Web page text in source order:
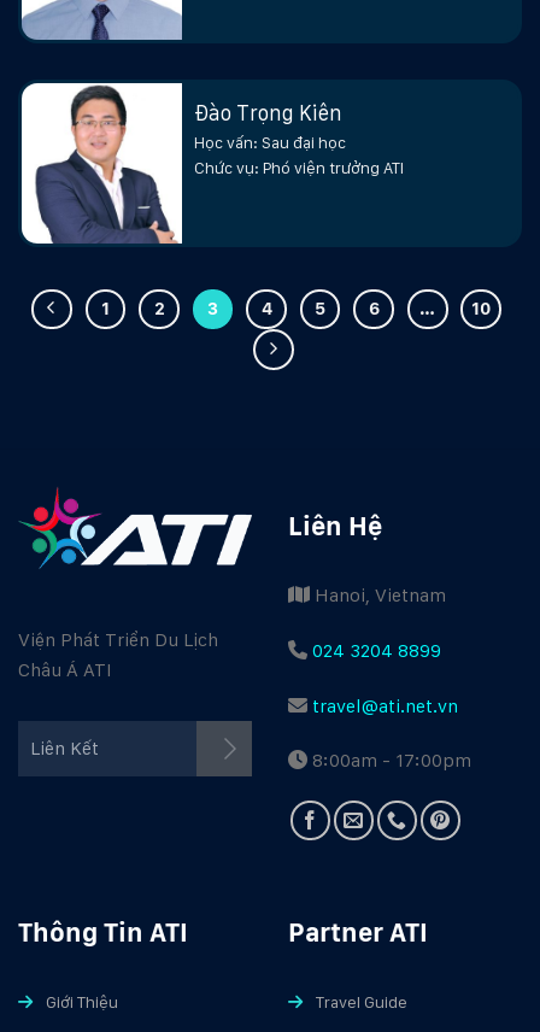
Đào Trọng Kiên
Học vấn: Sau đại học
Chức vụ: Phó viện trưởng ATI
1 2 3 4 5 6 … 10
Viện Phát Triển Du Lịch
Châu Á ATI
Liên Kết
Facebook ATI
Youtube ATI
Liên Hệ
Hanoi, Vietnam
024 3204 8899
travel@ati.net.vn
8:00am - 17:00pm
Thông Tin ATI
Giới Thiệu
Partner ATI
Travel Guide